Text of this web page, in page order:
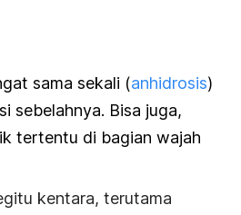
sama sekali (anhidrosis)
sebelahnya. Bisa juga,
tertentu di bagian wajah
kentara, terutama